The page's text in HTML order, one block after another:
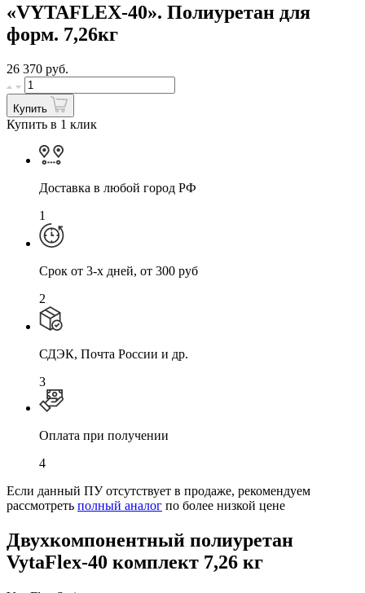
«VYTAFLEX-40». Полиуретан для
форм. 7,26кг
26 370 руб.
Купить
Купить в 1 клик
Доставка в любой город РФ
1
Cрок от 3-х дней, от 300 руб
2
СДЭК, Почта России и др.
3
Оплата при получении
4
Если данный ПУ отсутствует в продаже, рекомендуем
рассмотреть полный аналог по более низкой цене
Двухкомпонентный полиуретан
VytaFlex-40 комплект 7,26 кг